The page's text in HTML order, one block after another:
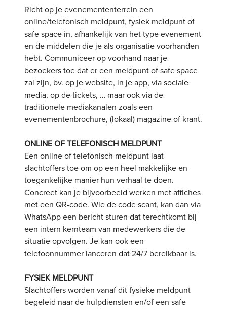
Richt op je evenemententerrein een
online/telefonisch meldpunt, fysiek meldpunt of
safe space in, afhankelijk van het type evenement
en de middelen die je als organisatie voorhanden
hebt. Communiceer op voorhand naar je
bezoekers toe dat er een meldpunt of safe space
zal zijn, bv. op je website, in je app, via sociale
media, op de tickets, … maar ook via de
traditionele mediakanalen zoals een
evenementenbrochure, (lokaal) magazine of krant.
ONLINE OF TELEFONISCH MELDPUNT
Een online of telefonisch meldpunt laat
slachtoffers toe om op een heel makkelijke en
toegankelijke manier hun verhaal te doen.
Concreet kan je bijvoorbeeld werken met affiches
met een QR-code. Wie de code scant, kan dan via
WhatsApp een bericht sturen dat terechtkomt bij
een intern kernteam van medewerkers die de
situatie opvolgen. Je kan ook een
telefoonnummer lanceren dat 24/7 bereikbaar is.
FYSIEK MELDPUNT
Slachtoffers worden vanaf dit fysieke meldpunt
begeleid naar de hulpdiensten en/of een safe